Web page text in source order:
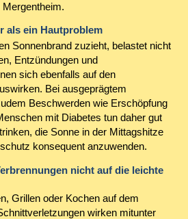
als ein Hautproblem
Sonnenbrand zuzieht, belastet nicht
Entzündungen und
sich ebenfalls auf den
Bei ausgeprägtem
Beschwerden wie Erschöpfung
mit Diabetes tun daher gut
die Sonne in der Mittagshitze
konsequent anzuwenden.
nicht auf die leichte
Grillen oder Kochen auf dem
wirken mitunter